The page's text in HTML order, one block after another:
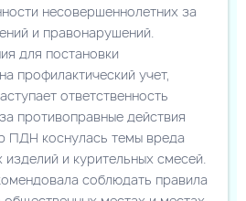
несовершеннолетних за
и правонарушений.
для постановки
профилактический учет,
ответственность
противоправные действия
ПДН коснулась темы вреда
изделий и курительных смесей.
соблюдать правила